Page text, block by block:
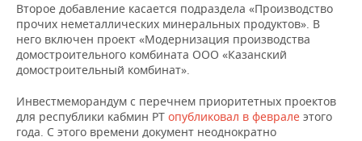
ТАТАРСТАНА
ИНВЕСТИЦИИ
НЕФТЕХИМИЯ
НЕФТЬ
ОПК
НОВОСТИ БИЗНЕСА
РОЗНИЧНАЯ ТОРГОВЛЯ
ТРАНСПОРТ
УСЛУГИ
ТЕХНОЛОГИИ
НОВОСТИ ТЕХНОЛОГИЙ
IT
МЕДИА
МЕРОПРИЯТИЯ
НОВОСТИ МЕРОПРИЯТИЙ
ВЫЕЗДНАЯ РЕДАКЦИЯ
СПОРТ
НОВОСТИ СПОРТА
ОБЩЕСТВО
Второе добавление касается подраздела «Производство
прочих неметаллических минеральных продуктов». В
него включен проект «Модернизация производства
домостроительного комбината ООО «Казанский
домостроительный комбинат».
Инвестмеморандум с перечнем приоритетных проектов
для республики кабмин РТ опубликовал в феврале этого
года. С этого времени документ неоднократно